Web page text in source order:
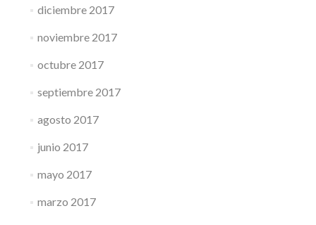
diciembre 2017
noviembre 2017
octubre 2017
septiembre 2017
agosto 2017
junio 2017
mayo 2017
marzo 2017